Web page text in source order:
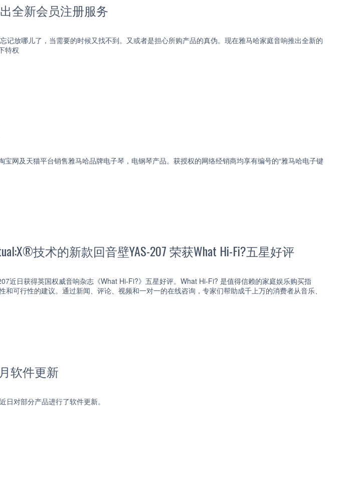
全新会员注册服务
记放哪儿了，当需要的时候又找不到。又或者是担心所购产品的真伪。现在雅马哈家庭音响推出全新的
特权
网及天猫平台销售雅马哈品牌电子琴，电钢琴产品。获授权的网络经销商均享有编号的“雅马哈电子键
技术的新款回音壁YAS-207 荣获What Hi-Fi?五星好评
近日获得英国权威音响杂志《What Hi-Fi?》五星好评。What Hi-Fi? 是值得信赖的家庭娱乐购买指
可行性的建议。通过新闻、评论、视频和一对一的在线咨询，专家们帮助成千上万的消费者从音乐、
软件更新
对部分产品进行了软件更新。